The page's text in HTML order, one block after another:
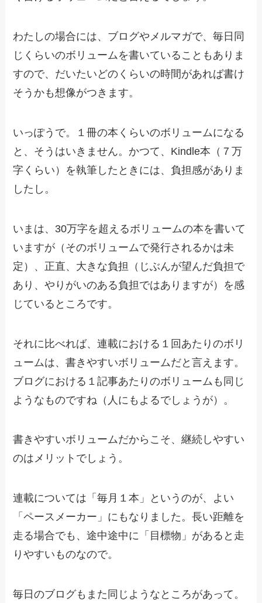
わたしの場合には、ブログやメルマガで、毎日同
じくらいのボリュームを書いていることもありま
すので、だいたいどのくらいの時間があれば書け
そうかも想像がつきます。
いっぽうで。１冊の本くらいのボリュームになる
と、そうはいきません。かつて、Kindle本（７万
字くらい）を執筆したときには、負担感がありま
したし。
いまは、30万字を超えるボリュームの本を書いて
いますが（そのボリュームで発行されるかは未
定）、正直、大きな負担（じぶんが望んだ負担で
あり、やりがいのある負担ではありますが）を感
じているところです。
それに比べれば、連載における１回あたりのボリ
ュームは、書きやすいボリュームだと言えます。
ブログにおける１記事あたりのボリュームも同じ
ようなものですね（人にもよるでしょうが）。
書きやすいボリュームだからこそ、継続しやすい
のはメリットでしょう。
連載については「毎月１本」というのが、よい
「ペースメーカー」にもなりました。長い距離を
走る場合でも、途中途中に「目標物」があると走
りやすいものなので。
毎日のブログもまた同じようなところがあって。